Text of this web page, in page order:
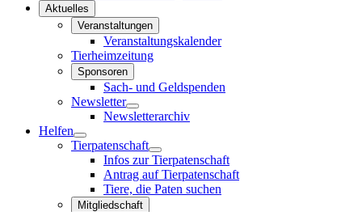
Aktuelles
Veranstaltungen
Veranstaltungskalender
Tierheimzeitung
Sponsoren
Sach- und Geldspenden
Newsletter
Newsletterarchiv
Helfen
Tierpatenschaft
Infos zur Tierpatenschaft
Antrag auf Tierpatenschaft
Tiere, die Paten suchen
Mitgliedschaft